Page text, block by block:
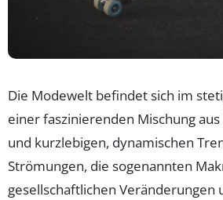
Die Modewelt befindet sich im
einer faszinierenden Mischung
und kurzlebigen, dynamischen
Strömungen, die sogenannten
gesellschaftlichen